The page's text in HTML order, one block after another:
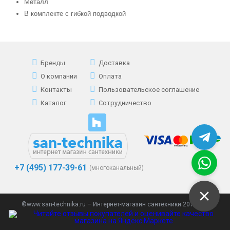
Металл
В комплекте с гибкой подводкой
Бренды
О компании
Контакты
Каталог
Доставка
Оплата
Пользовательское соглашение
Сотрудничество
+7 (495) 177-39-61 (многоканальный)
©www.san-technika.ru – Интернет-магазин сантехники 2013 - 2023.